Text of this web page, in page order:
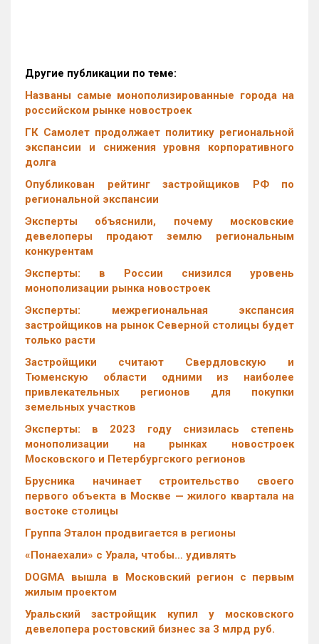
Другие публикации по теме:
Названы самые монополизированные города на
российском рынке новостроек
ГК Самолет продолжает политику региональной
экспансии и снижения уровня корпоративного
долга
Опубликован рейтинг застройщиков РФ по
региональной экспансии
Эксперты объяснили, почему московские
девелоперы продают землю региональным
конкурентам
Эксперты: в России снизился уровень
монополизации рынка новостроек
Эксперты: межрегиональная экспансия
застройщиков на рынок Северной столицы будет
только расти
Застройщики считают Свердловскую и
Тюменскую области одними из наиболее
привлекательных регионов для покупки
земельных участков
Эксперты: в 2023 году снизилась степень
монополизации на рынках новостроек
Московского и Петербургского регионов
Брусника начинает строительство своего
первого объекта в Москве — жилого квартала на
востоке столицы
Группа Эталон продвигается в регионы
«Понаехали» с Урала, чтобы… удивлять
DOGMA вышла в Московский регион с первым
жилым проектом
Уральский застройщик купил у московского
девелопера ростовский бизнес за 3 млрд руб.